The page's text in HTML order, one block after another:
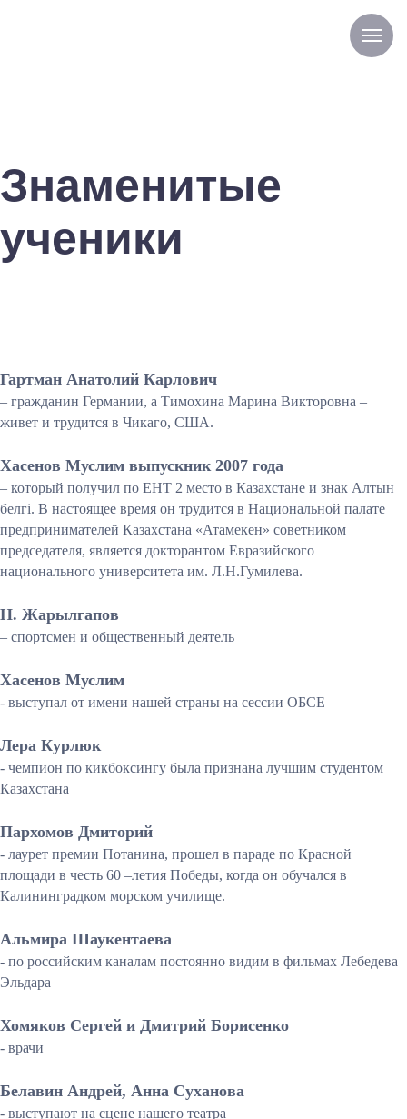
Знаменитые
ученики
Гартман Анатолий Карлович
– гражданин Германии, а Тимохина Марина Викторовна –
живет и трудится в Чикаго, США.
Хасенов Муслим выпускник 2007 года
– который получил по ЕНТ 2 место в Казахстане и знак Алтын
белгі. В настоящее время он трудится в Национальной палате
предпринимателей Казахстана «Атамекен» советником
председателя, является докторантом Евразийского
национального университета им. Л.Н.Гумилева.
Н. Жарылгапов
– спортсмен и общественный деятель
Хасенов Муслим
- выступал от имени нашей страны на сессии ОБСЕ
Лера Курлюк
- чемпион по кикбоксингу была признана лучшим студентом
Казахстана
Пархомов Дмиторий
- лаурет премии Потанина, прошел в параде по Красной
площади в честь 60 –летия Победы, когда он обучался в
Калининградком морском училище.
Альмира Шаукентаева
- по российским каналам постоянно видим в фильмах Лебедева
Эльдара
Хомяков Сергей и Дмитрий Борисенко
- врачи
Белавин Андрей, Анна Суханова
- выступают на сцене нашего театра